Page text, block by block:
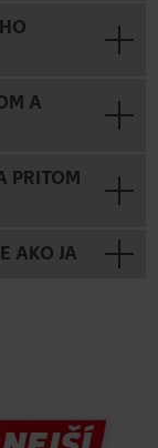
A
PRITOM
AKO JA